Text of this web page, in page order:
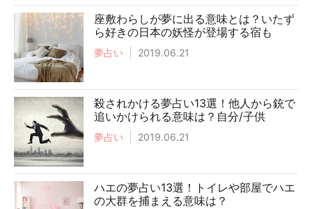
座敷わらしが夢に出る意味とは？いたず
ら好きの日本の妖怪が登場する宿も
夢占い 2019.06.21
殺されかける夢占い13選！他人から銃で
追いかけられる意味は？自分/子供
夢占い 2019.06.21
ハエの夢占い13選！トイレや部屋でハエ
の大群を捕まえる意味は？